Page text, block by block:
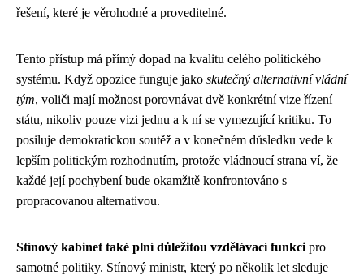
řešení, které je věrohodné a proveditelné.
Tento přístup má přímý dopad na kvalitu celého politického
systému. Když opozice funguje jako skutečný alternativní vládní
tým, voliči mají možnost porovnávat dvě konkrétní vize řízení
státu, nikoliv pouze vizi jednu a k ní se vymezující kritiku. To
posiluje demokratickou soutěž a v konečném důsledku vede k
lepším politickým rozhodnutím, protože vládnoucí strana ví, že
každé její pochybení bude okamžitě konfrontováno s
propracovanou alternativou.
Stínový kabinet také plní důležitou vzdělávací funkci pro
samotné politiky. Stínový ministr, který po několik let sleduje